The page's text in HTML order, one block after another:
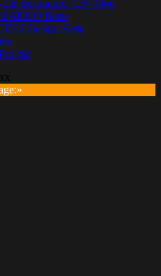
besonderer C64 Mod
AKKO Basis
Design-Serie
xx